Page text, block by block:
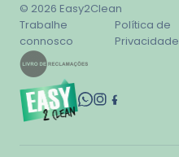
© 2026 Easy2Clean
Trabalhe
connosco
Política de
Privacidade